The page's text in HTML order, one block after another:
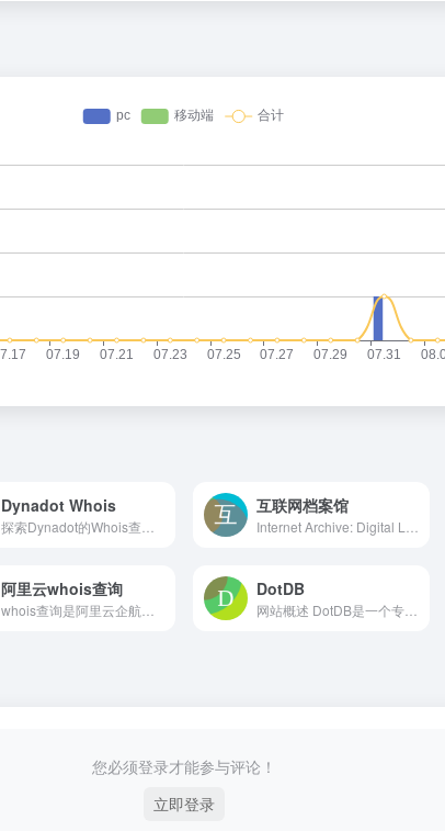
Dynadot Whois 互联网档案馆
阿里云whois查询 DotDB
网站概述 DotDB是一个专注于域名数据查询与分析的专业在线...
您必须登录才能参与评论！
立即登录